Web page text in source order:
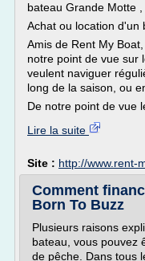
bateau Grande Motte
Achat ou location d'un
Amis de Rent My
notre point de vue sur
veulent naviguer
long de la saison, ou
De notre point de vue
Lire la suite
Site : http://www.rent-
Comment
Born To Buzz
Plusieurs raisons
bateau, vous pouvez
de pêche. Dans tous